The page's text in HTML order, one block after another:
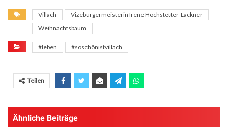
Villach
Vizebürgermeisterin Irene Hochstetter-Lackner
Weihnachtsbaum
#leben #soschönistvillach
Teilen
Ähnliche Beiträge